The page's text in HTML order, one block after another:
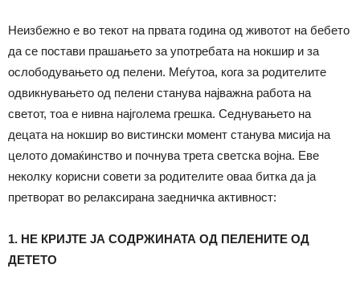
Неизбежно е во текот на првата година од животот на бебето
да се постави прашањето за употребата на нокшир и за
ослободувањето од пелени. Меѓутоа, кога за родителите
одвикнувањето од пелени станува најважна работа на
светот, тоа е нивна најголема грешка. Седнувањето на
децата на нокшир во вистински момент станува мисија на
целото домаќинство и почнува трета светска војна. Еве
неколку корисни совети за родителите оваа битка да ја
претворат во релаксирана заедничка активност:
1. НЕ КРИЈТЕ ЈА СОДРЖИНАТА ОД ПЕЛЕНИТЕ ОД
ДЕТЕТО